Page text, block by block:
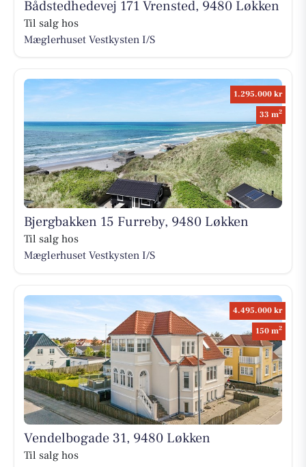
Bådstedhedevej 171 Vrensted, 9480 Løkken
Til salg hos
Mæglerhuset Vestkysten I/S
1.295.000 kr
33 m2
Bjergbakken 15 Furreby, 9480 Løkken
Til salg hos
Mæglerhuset Vestkysten I/S
4.495.000 kr
150 m2
Vendelbogade 31, 9480 Løkken
Til salg hos